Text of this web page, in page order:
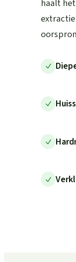
haalt